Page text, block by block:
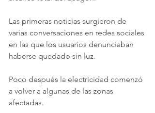
Las primeras noticias surgieron de
varias conversaciones en redes sociales
en las que los usuarios denunciaban
haberse quedado sin luz.
Poco después la electricidad comenzó
a volver a algunas de las zonas
afectadas.